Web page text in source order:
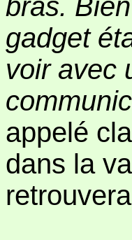
gadget
voir avec
appelé
dans la